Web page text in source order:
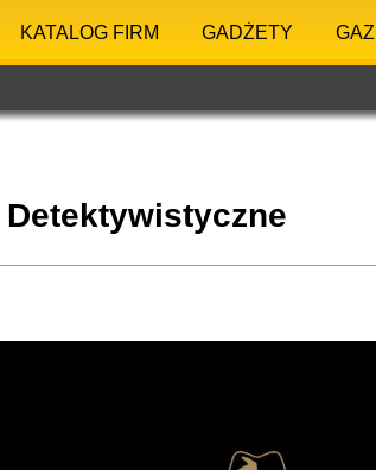
KATALOG FIRM GADŻETY